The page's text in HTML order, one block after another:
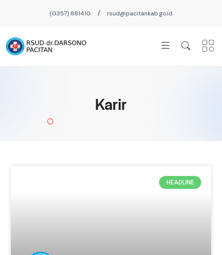
(0357) 881410 / rsud@pacitankab.go.id
Karir
HEADLINE